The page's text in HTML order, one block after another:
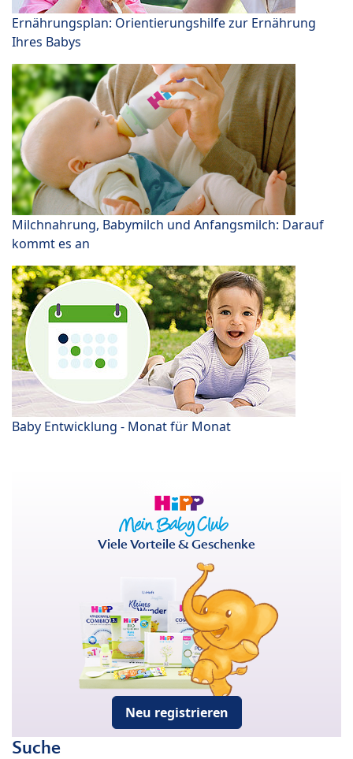
Ernährungsplan: Orientierungshilfe zur Ernährung
Ihres Babys
Milchnahrung, Babymilch und Anfangsmilch: Darauf
kommt es an
Baby Entwicklung - Monat für Monat
Viele Vorteile & Geschenke
Neu registrieren
Suche